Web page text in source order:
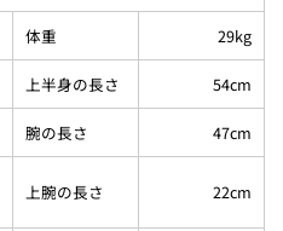
体重 29kg
上半身の長さ 54cm
腕の長さ 47cm
上腕の長さ 22cm